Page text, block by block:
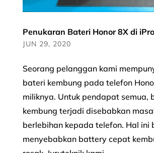
Penukaran Bateri Honor 8X di
JUN 29, 2020
Seorang pelanggan kami
bateri kembung pada telefon
miliknya. Untuk pendapat semua,
kembung terjadi disebabkan
berlebihan kepada telefon. Hal ini
menyebabkan battery cepat